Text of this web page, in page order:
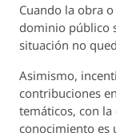
Cuando la obra
dominio público
situación no
Asimismo,
contribuciones
temáticos, con la
conocimiento es